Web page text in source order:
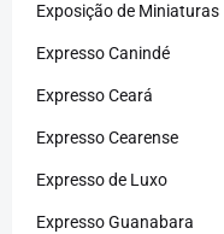
Exposição de Miniaturas
Expresso Canindé
Expresso Ceará
Expresso Cearense
Expresso de Luxo
Expresso Guanabara